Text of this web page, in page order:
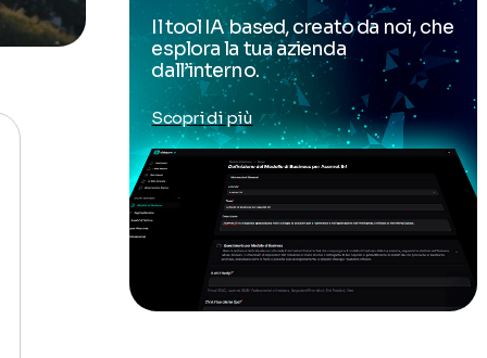
Il tool IA based, creato da noi, che
esplora la tua azienda
dall’interno.
Scopri di più